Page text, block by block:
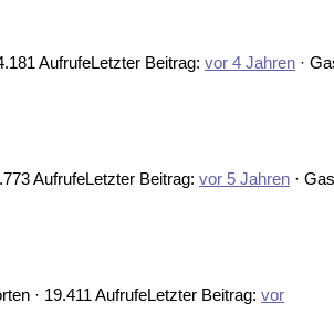
AufrufeLetzter Beitrag: vor 4 Jahren ·
AufrufeLetzter Beitrag: vor 5 Jahren ·
· 19.411 AufrufeLetzter Beitrag: vor